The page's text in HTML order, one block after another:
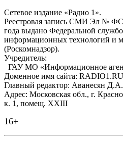
Сетевое издание «Радио 1».
Реестровая запись СМИ Эл №
года выдано Федеральной
информационных технологий и
(Роскомнадзор).
Учредитель:
ГАУ МО «Информационное
Доменное имя сайта: RADIO1.RU
Главный редактор: Аванесян Д.А.
Адрес: Московская обл., г.
к. 1, помещ. XXIII
16+